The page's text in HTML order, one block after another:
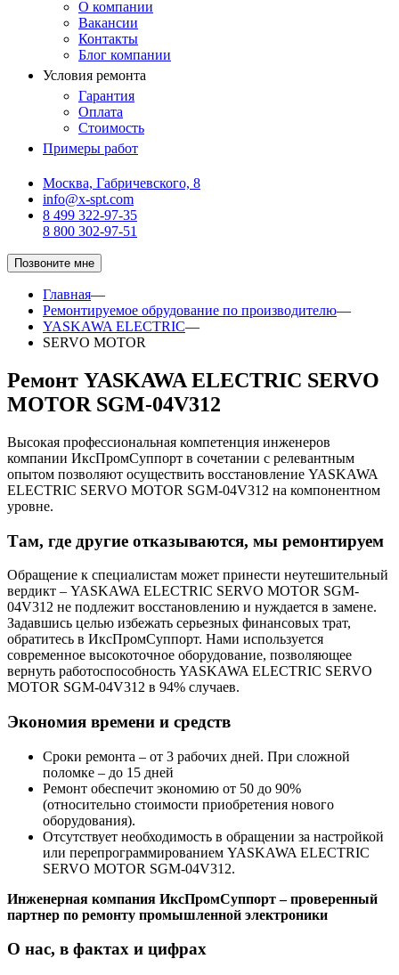
О компании
Вакансии
Контакты
Блог компании
Условия ремонта
Гарантия
Оплата
Стоимость
Примеры работ
Москва, Габричевского, 8
info@x-spt.com
8 499 322-97-35
8 800 302-97-51
Позвоните мне
Главная—
Ремонтируемое обрудование по производителю—
YASKAWA ELECTRIC—
SERVO MOTOR
Ремонт YASKAWA ELECTRIC SERVO
MOTOR SGM-04V312
Высокая профессиональная компетенция инженеров
компании ИксПромСуппорт в сочетании с релевантным
опытом позволяют осуществить восстановление YASKAWA
ELECTRIC SERVO MOTOR SGM-04V312 на компонентном
уровне.
Там, где другие отказываются, мы ремонтируем
Обращение к специалистам может принести неутешительный
вердикт – YASKAWA ELECTRIC SERVO MOTOR SGM-
04V312 не подлежит восстановлению и нуждается в замене.
Задавшись целью избежать серьезных финансовых трат,
обратитесь в ИксПромСуппорт. Нами используется
современное высокоточное оборудование, позволяющее
вернуть работоспособность YASKAWA ELECTRIC SERVO
MOTOR SGM-04V312 в 94% случаев.
Экономия времени и средств
Сроки ремонта – от 3 рабочих дней. При сложной
поломке – до 15 дней
Ремонт обеспечит экономию от 50 до 90%
(относительно стоимости приобретения нового
оборудования).
Отсутствует необходимость в обращении за настройкой
или перепрограммированием YASKAWA ELECTRIC
SERVO MOTOR SGM-04V312.
Инженерная компания ИксПромСуппорт – проверенный
партнер по ремонту промышленной электроники
О нас, в фактах и цифрах